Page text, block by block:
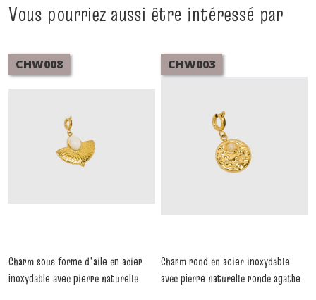
Vous pourriez aussi être intéressé par
CHW008
Charm sous forme d'aile en acier
inoxydable avec pierre naturelle
CHW003
Charm rond en acier inoxydable
avec pierre naturelle ronde agathe